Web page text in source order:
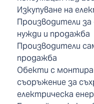
Изкупуване на
Производители
нужди и продажба
Производители
продажба
Обекти с
съоръжение за
електрическа